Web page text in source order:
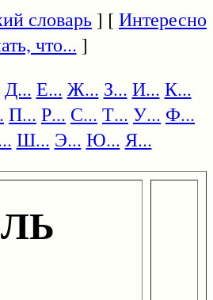
словарь] [Интересно
что... ]
Д... Е... Ж... З... И... К...
П... Р... С... Т... У... Ф...
Ш... Э... Ю... Я...